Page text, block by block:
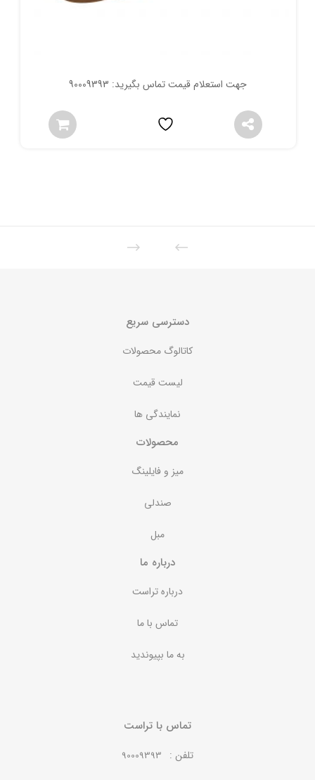
جهت استعلام قیمت تماس بگیرید: 90009393
دسترسی سریع
کاتالوگ محصولات
لیست قیمت
نمایندگی ها
محصولات
میز و فایلینگ
صندلی
مبل
درباره ما
درباره تراست
تماس با ما
به ما بپیوندید
تماس با تراست
تلفن : 90009393